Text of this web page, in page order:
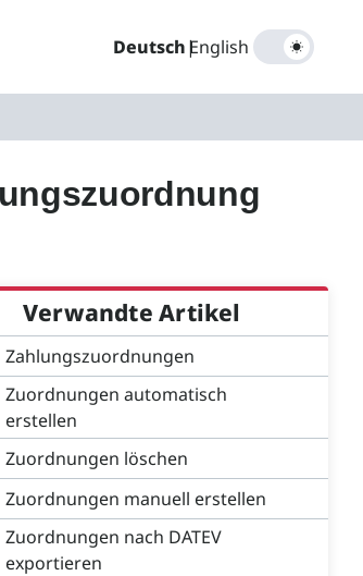
Deutsch|
English
Verwandte Artikel
Zahlungszuordnungen
Zuordnungen automatisch
erstellen
Zuordnungen löschen
Zuordnungen manuell erstellen
Zuordnungen nach DATEV
exportieren